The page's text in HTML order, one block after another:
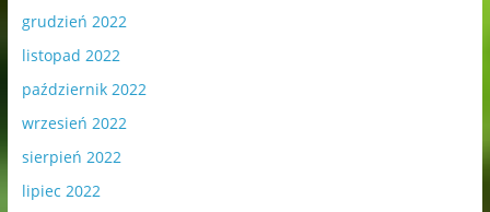
grudzień 2022
listopad 2022
październik 2022
wrzesień 2022
sierpień 2022
lipiec 2022